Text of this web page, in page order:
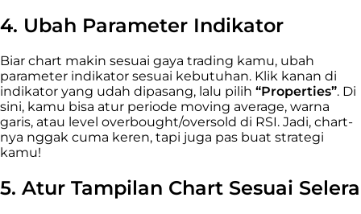
4. Ubah Parameter Indikator
Biar chart makin sesuai gaya trading kamu, ubah
parameter indikator sesuai kebutuhan. Klik kanan di
indikator yang udah dipasang, lalu pilih “Properties”. Di
sini, kamu bisa atur periode moving average, warna
garis, atau level overbought/oversold di RSI. Jadi, chart-
nya nggak cuma keren, tapi juga pas buat strategi
kamu!
5. Atur Tampilan Chart Sesuai Selera